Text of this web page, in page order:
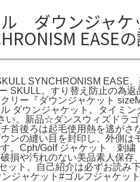
ダウンジャケ
EASE
SYNCHRONISM EASE
SKULL。すり替え防止の為
リー『ダウンジャケット
ダウンジャケット。タイミ
い。新品☆ダンスウィズド
首後ろは起毛使用熱を逃が
ンの縫い目を封印し、外側
。Cph/Golf ジャケット 刺
汚れのない美品素人保存
ット。自己紹介は必ずお読
ジャケット#ゴルフジャケ